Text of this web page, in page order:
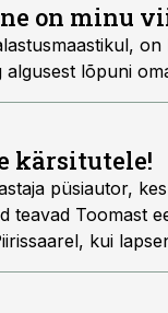
on minu
lõpuni
kärsitutele!
püsiautor,
teavad Toomast
kui